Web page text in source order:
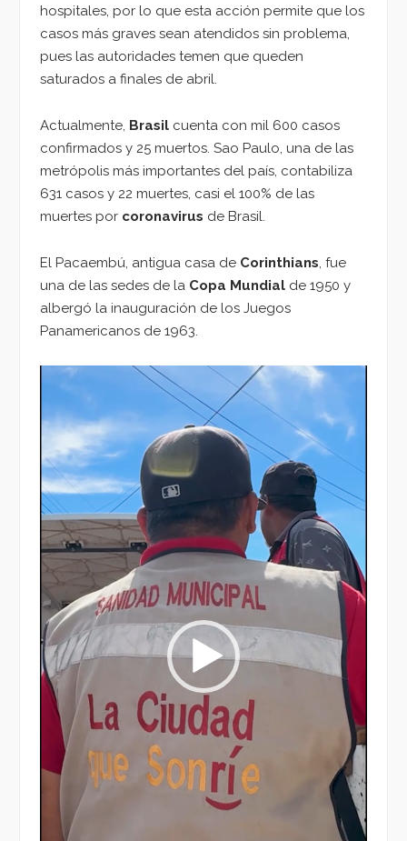
hospitales, por lo que esta acción permite que los
casos más graves sean atendidos sin problema,
pues las autoridades temen que queden
saturados a finales de abril.
Actualmente, Brasil cuenta con mil 600 casos
confirmados y 25 muertos. Sao Paulo, una de las
metrópolis más importantes del país, contabiliza
631 casos y 22 muertes, casi el 100% de las
muertes por coronavirus de Brasil.
El Pacaembú, antigua casa de Corinthians, fue
una de las sedes de la Copa Mundial de 1950 y
albergó la inauguración de los Juegos
Panamericanos de 1963.
Reproductor
vídeo